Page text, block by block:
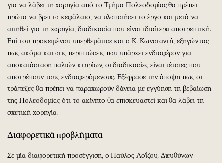
για να λάβει τη χορηγία από το Τμήμα Πολεοδομίας θα πρέπει
πρώτα να βρει το κεφάλαιο, να υλοποιήσει το έργο και μετά να
αιτηθεί για τη χορηγία, διαδικασία που είναι ιδιαίτερα αποτρεπτική.
Επί του προκειμένου υπερθεμάτισε και ο Κ. Κωνσταντή, εξηγώντας
πως ακόμα και στις περιπτώσεις που υπάρχει ενδιαφέρον για
αποκατάσταση παλιών κτηρίων, οι διαδικασίες είναι τέτοιες που
αποτρέπουν τους ενδιαφερόμενους. Εξέφρασε την άποψη πως οι
τράπεζες θα πρέπει να παραχωρούν δάνεια με εγγύηση τη βεβαίωση
της Πολεοδομίας ότι το ακίνητο θα επισκευαστεί και θα λάβει τη
σχετική χορηγία.
Διαφορετικά προβλήματα
Σε μία διαφορετική προσέγγιση, ο Παύλος Λοΐζου, Διευθύνων